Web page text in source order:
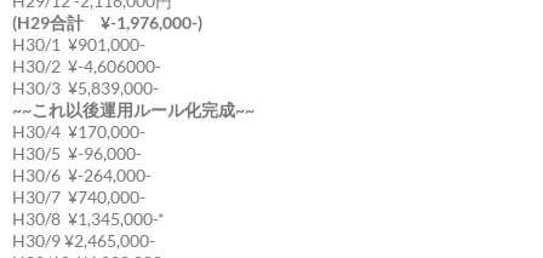
(H29合計 ¥-1,976,000-)
H30/1 ¥901,000-
H30/2 ¥-4,606000-
H30/3 ¥5,839,000-
~~これ以後運用ルール化完成~~
H30/4 ¥170,000-
H30/5 ¥-96,000-
H30/6 ¥-264,000-
H30/7 ¥740,000-
H30/8 ¥1,345,000-*
H30/9 ¥2,465,000-